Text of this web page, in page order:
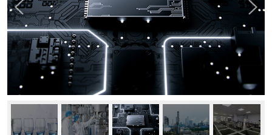
公司动态 行业资讯 常见问题